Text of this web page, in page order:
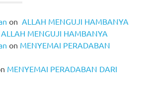
on ALLAH MENGUJI HAMBANYA
ALLAH MENGUJI HAMBANYA
on MENYEMAI PERADABAN
MENYEMAI PERADABAN DARI